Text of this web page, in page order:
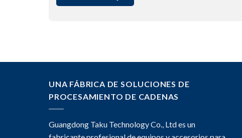
UNA FÁBRICA DE SOLUCIONES DE
PROCESAMIENTO DE CADENAS
Guangdong Taku Technology Co., Ltd es un